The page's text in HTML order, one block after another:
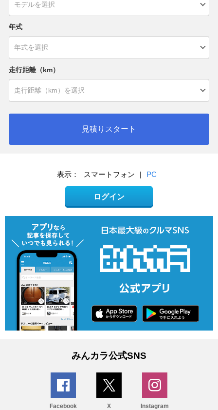
年式
走行距離（km）
見積りスタート
表示： スマートフォン | PC
ログイン
みんカラ公式SNS
Facebook X Instagram